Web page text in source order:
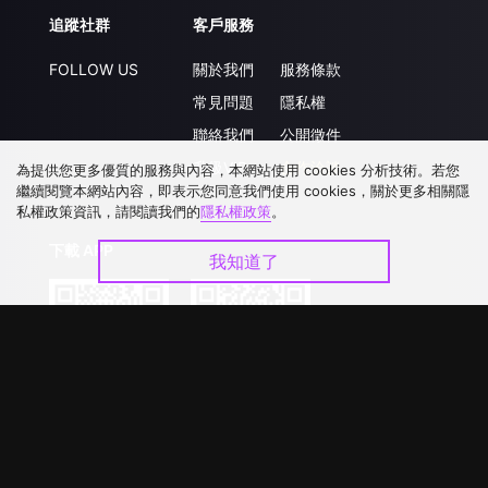
追蹤社群
FOLLOW US
客戶服務
關於我們
常見問題
聯絡我們
升級VIP
服務條款
隱私權
公開徵件
合作洽談
為提供您更多優質的服務與內容，本網站使用 cookies 分析技術。若您
繼續閱覽本網站內容，即表示您同意我們使用 cookies，關於更多相關隱
私權政策資訊，請閱讀我們的隱私權政策。
我知道了